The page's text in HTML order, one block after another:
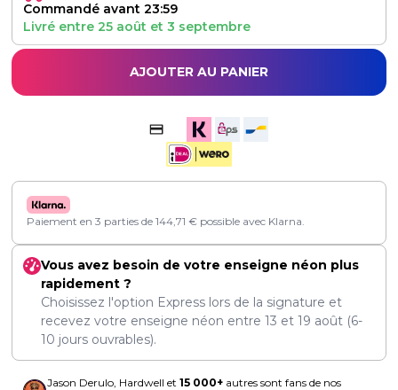
Commandé avant 23:59
Livré entre 25 août et 3 septembre
AJOUTER AU PANIER
Paiement en 3 parties de 144,71 € possible avec Klarna.
Vous avez besoin de votre enseigne néon plus
rapidement ?
Choisissez l'option Express lors de la signature et
recevez votre enseigne néon entre 13 et 19 août (6-
10 jours ouvrables).
Jason Derulo, Hardwell et 15 000+ autres sont fans de nos